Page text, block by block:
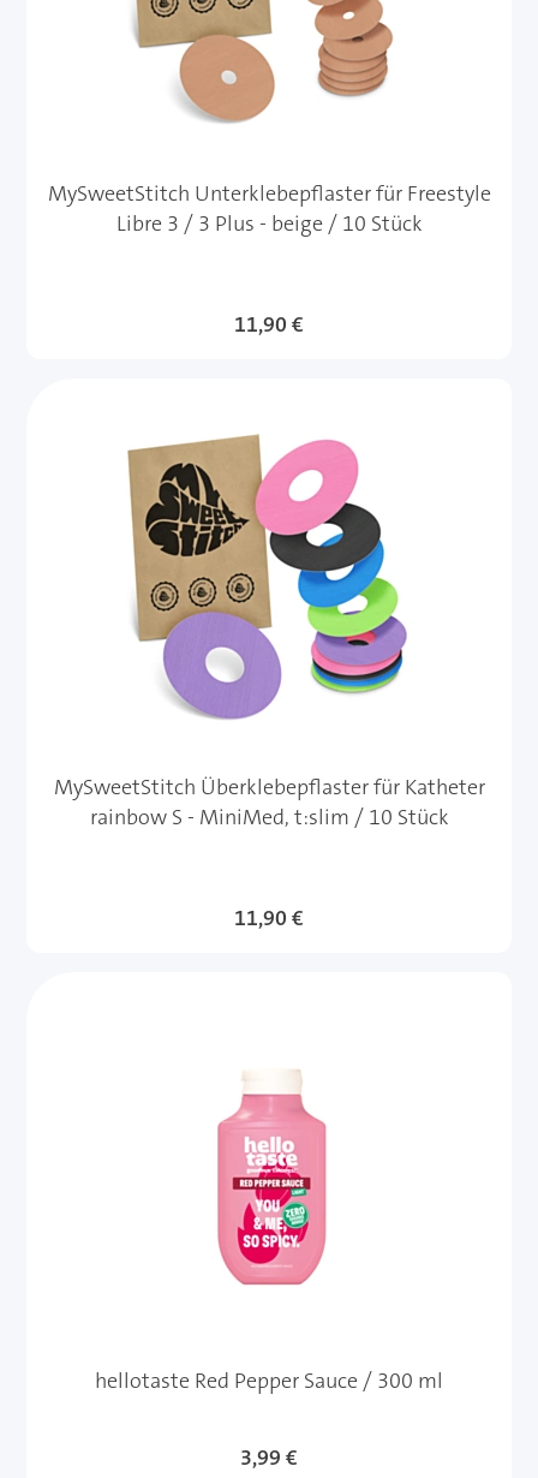
MySweetStitch Unterklebepflaster für Freestyle
Libre 3 / 3 Plus - beige / 10 Stück
11,90 €
MySweetStitch Überklebepflaster für Katheter
rainbow S - MiniMed, t:slim / 10 Stück
11,90 €
hellotaste Red Pepper Sauce / 300 ml
3,99 €